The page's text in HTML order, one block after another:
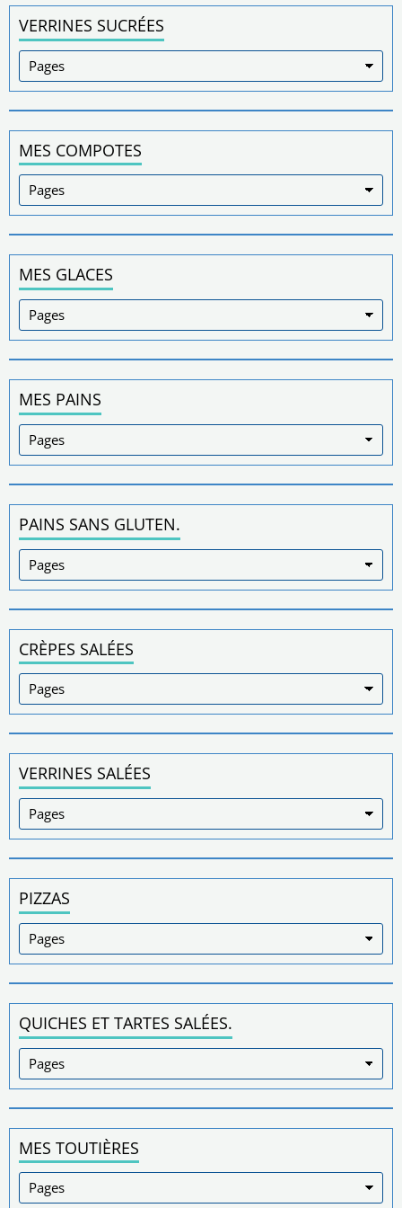
VERRINES SUCRÉES
MES COMPOTES
MES GLACES
MES PAINS
PAINS SANS GLUTEN.
CRÈPES SALÉES
VERRINES SALÉES
PIZZAS
QUICHES ET TARTES SALÉES.
MES TOUTIÈRES